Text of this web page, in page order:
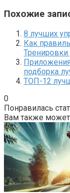
Похожие
8 лучших
Как
подборка
ТОП-12
0
Понравилась
Вам также